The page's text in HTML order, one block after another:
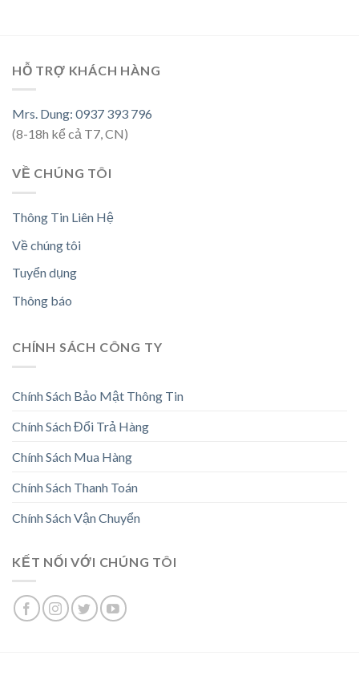
HỖ TRỢ KHÁCH HÀNG
Mrs. Dung: 0937 393 796
(8-18h kể cả T7, CN)
VỀ CHÚNG TÔI
Thông Tin Liên Hệ
Về chúng tôi
Tuyển dụng
Thông báo
CHÍNH SÁCH CÔNG TY
Chính Sách Bảo Mật Thông Tin
Chính Sách Đổi Trả Hàng
Chính Sách Mua Hàng
Chính Sách Thanh Toán
Chính Sách Vận Chuyển
KẾT NỐI VỚI CHÚNG TÔI